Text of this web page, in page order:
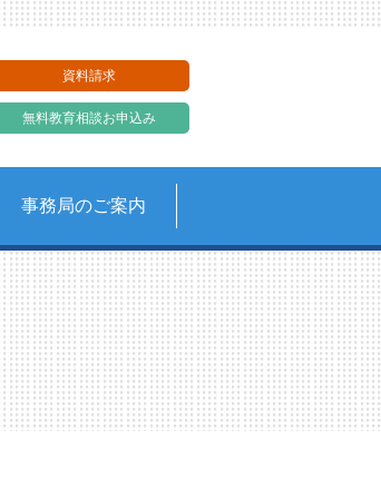
資料請求
無料教育相談お申込み
事務局のご案内